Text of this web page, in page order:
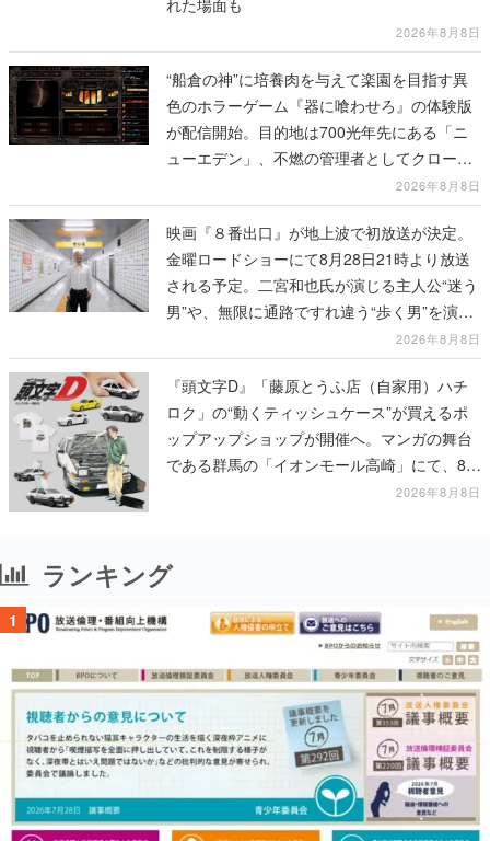
れた場面も
2026年8月8日
“船倉の神”に培養肉を与えて楽園を目指す異
色のホラーゲーム『器に喰わせろ』の体験版
が配信開始。目的地は700光年先にある「ニ
ューエデン」、不燃の管理者としてクローン
人間を増やし、加工して神に捧げる2026年8月8日
映画『８番出口』が地上波で初放送が決定。
金曜ロードショーにて8月28日21時より放送
される予定。二宮和也氏が演じる主人公“迷う
男”や、無限に通路ですれ違う“歩く男”を演じ
2026年8月8日
『頭文字D』「藤原とうふ店（自家用）ハチ
ロク」の“動くティッシュケース”が買えるポ
ップアップショップが開催へ。マンガの舞台
である群馬の「イオンモール高崎」にて、8月
11日から8月20日までの期間限定で開催予定
2026年8月8日
ランキング
1